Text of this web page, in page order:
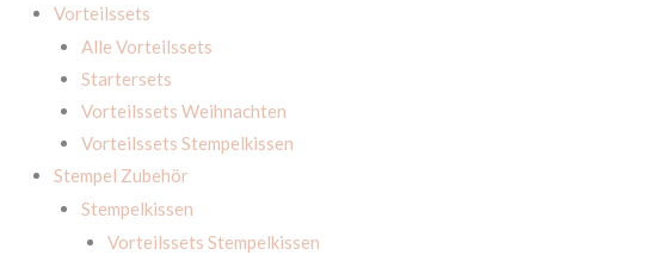
Vorteilssets
Alle Vorteilssets
Startersets
Vorteilssets Weihnachten
Vorteilssets Stempelkissen
Stempel Zubehör
Stempelkissen
Vorteilssets Stempelkissen